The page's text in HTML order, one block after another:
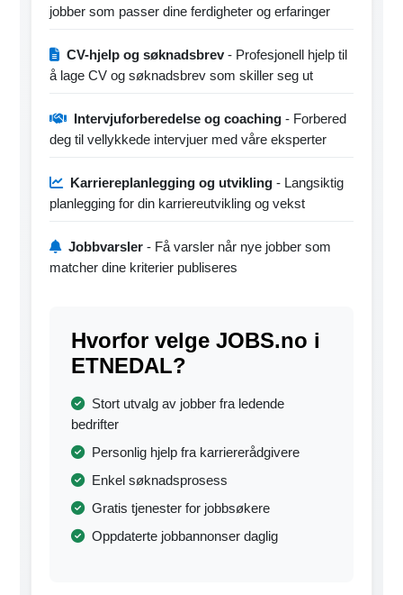
jobber som passer dine ferdigheter og erfaringer
CV-hjelp og søknadsbrev- Profesjonell hjelp til
å lage CV og søknadsbrev som skiller seg ut
Intervjuforberedelse og coaching - Forbered
deg til vellykkede intervjuer med våre eksperter
Karriereplanlegging og utvikling - Langsiktig
planlegging for din karriereutvikling og vekst
Jobbvarsler - Få varsler når nye jobber som
matcher dine kriterier publiseres
Hvorfor velge JOBS.no i
ETNEDAL?
Stort utvalg av jobber fra ledende
bedrifter
Personlig hjelp fra karriererådgivere
Enkel søknadsprosess
Gratis tjenester for jobbsøkere
Oppdaterte jobbannonser daglig